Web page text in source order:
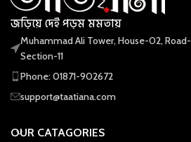
জড়িয়ে দেই পড়ম মমতায়
Muhammad Ali Tower, House-02,
Section-11
Phone: 01871-902672
support@taatiana.com
OUR CATAGORIES